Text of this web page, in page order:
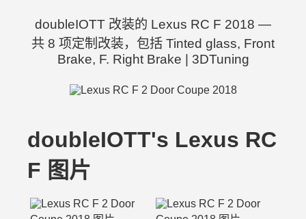
doubleIOTT 改装的 Lexus RC F 2018 —
共 8 项定制改装，包括 Tinted glass, Front
Brake, F. Right Brake | 3DTuning
doubleIOTT's Lexus RC
F 图片